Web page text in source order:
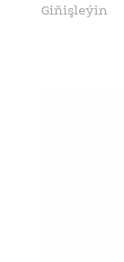
Giňişleýin